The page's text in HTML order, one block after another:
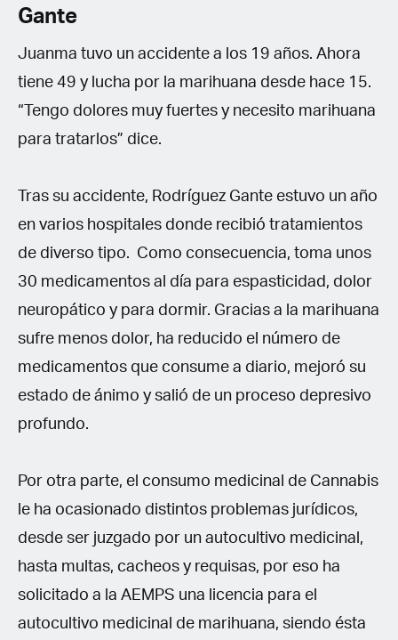
Gante
Juanma tuvo un accidente a los 19 años. Ahora
tiene 49 y lucha por la marihuana desde hace 15.
“Tengo dolores muy fuertes y necesito marihuana
para tratarlos” dice.
Tras su accidente, Rodríguez Gante estuvo un año
en varios hospitales donde recibió tratamientos
de diverso tipo. Como consecuencia, toma unos
30 medicamentos al día para espasticidad, dolor
neuropático y para dormir. Gracias a la marihuana
sufre menos dolor, ha reducido el número de
medicamentos que consume a diario, mejoró su
estado de ánimo y salió de un proceso depresivo
profundo.
Por otra parte, el consumo medicinal de Cannabis
le ha ocasionado distintos problemas jurídicos,
desde ser juzgado por un autocultivo medicinal,
hasta multas, cacheos y requisas, por eso ha
solicitado a la AEMPS una licencia para el
autocultivo medicinal de marihuana, siendo ésta